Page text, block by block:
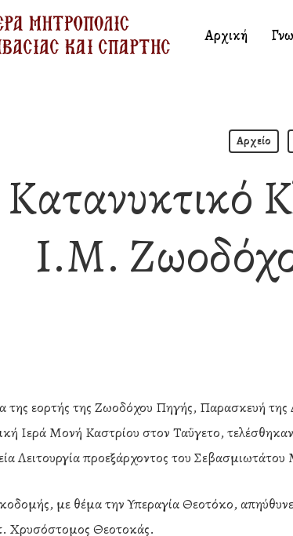
Αρχική
Αρχείο
Ι.Μ.
της εορτής της Ζωοδόχου Πηγής, Παρασκευή της
Ιερά Μονή Καστρίου στον Ταΰγετο,
Λειτουργία προεξάρχοντος του
με θέμα την Υπεραγία Θεοτόκο,
Χρυσόστομος Θεοτοκάς.